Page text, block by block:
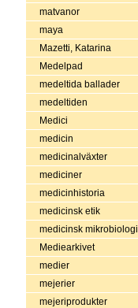
matvanor
maya
Mazetti, Katarina
Medelpad
medeltida ballader
medeltiden
Medici
medicin
medicinalväxter
mediciner
medicinhistoria
medicinsk etik
medicinsk mikrobiologi
Mediearkivet
medier
mejerier
mejeriprodukter